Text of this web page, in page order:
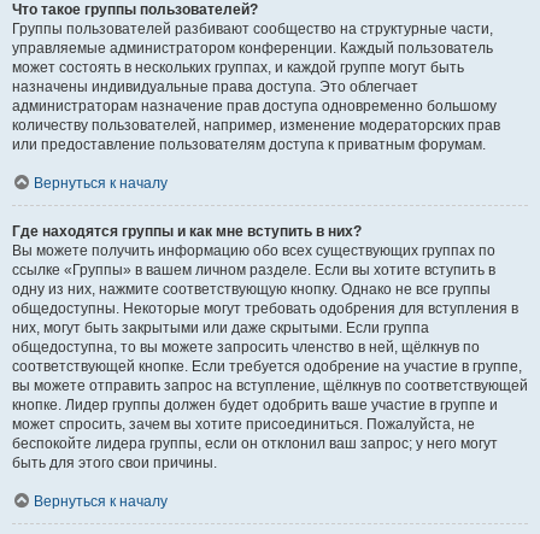
Что такое группы пользователей?
Группы пользователей разбивают сообщество на структурные части,
управляемые администратором конференции. Каждый пользователь
может состоять в нескольких группах, и каждой группе могут быть
назначены индивидуальные права доступа. Это облегчает
администраторам назначение прав доступа одновременно большому
количеству пользователей, например, изменение модераторских прав
или предоставление пользователям доступа к приватным форумам.
Вернуться к началу
Где находятся группы и как мне вступить в них?
Вы можете получить информацию обо всех существующих группах по
ссылке «Группы» в вашем личном разделе. Если вы хотите вступить в
одну из них, нажмите соответствующую кнопку. Однако не все группы
общедоступны. Некоторые могут требовать одобрения для вступления в
них, могут быть закрытыми или даже скрытыми. Если группа
общедоступна, то вы можете запросить членство в ней, щёлкнув по
соответствующей кнопке. Если требуется одобрение на участие в группе,
вы можете отправить запрос на вступление, щёлкнув по соответствующей
кнопке. Лидер группы должен будет одобрить ваше участие в группе и
может спросить, зачем вы хотите присоединиться. Пожалуйста, не
беспокойте лидера группы, если он отклонил ваш запрос; у него могут
быть для этого свои причины.
Вернуться к началу